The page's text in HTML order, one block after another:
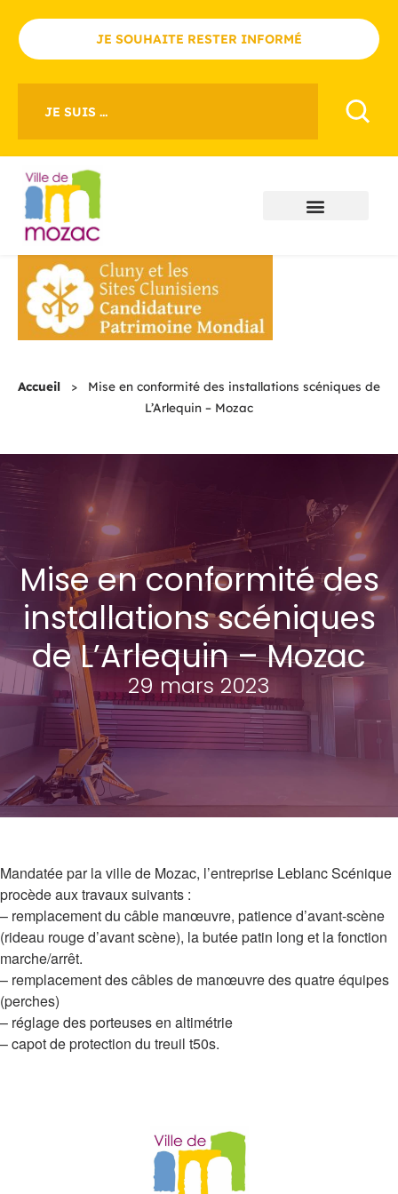
JE SOUHAITE RESTER INFORMÉ
JE SUIS ...
Accueil >
Mise en conformité des installations scéniques de
L’Arlequin – Mozac
Mise en conformité des
installations scéniques
de L’Arlequin – Mozac
29 mars 2023
Mandatée par la ville de Mozac, l’entreprise Leblanc Scénique
procède aux travaux suivants :
– remplacement du câble manœuvre, patience d’avant-scène
(rideau rouge d’avant scène), la butée patin long et la fonction
marche/arrêt.
– remplacement des câbles de manœuvre des quatre équipes
(perches)
– réglage des porteuses en altimétrie
– capot de protection du treuil t50s.